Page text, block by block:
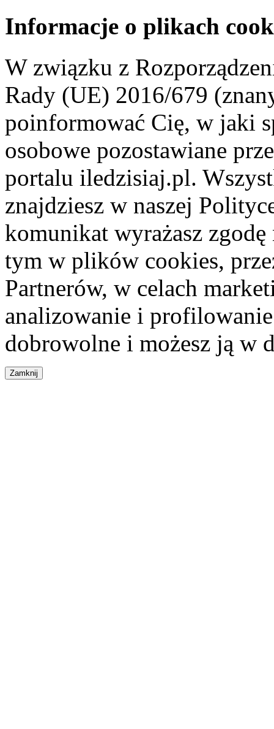
Informacje o plikach
W związku z
Rady (UE) 2016/679
poinformować Cię, w jaki
osobowe pozostawiane
portalu iledzisiaj.pl.
znajdziesz w naszej
komunikat wyrażasz
tym w plików cookies,
Partnerów, w celach
analizowanie i
dobrowolne i możesz ją w